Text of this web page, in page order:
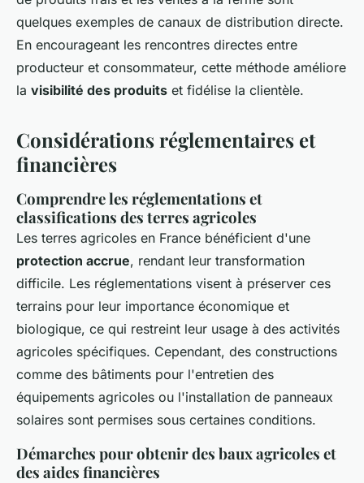
quelques exemples de canaux de distribution directe.
En encourageant les rencontres directes entre
producteur et consommateur, cette méthode améliore
la visibilité des produits et fidélise la clientèle.
Considérations réglementaires et
financières
Comprendre les réglementations et
classifications des terres agricoles
Les terres agricoles en France bénéficient d'une
protection accrue, rendant leur transformation
difficile. Les réglementations visent à préserver ces
terrains pour leur importance économique et
biologique, ce qui restreint leur usage à des activités
agricoles spécifiques. Cependant, des constructions
comme des bâtiments pour l'entretien des
équipements agricoles ou l'installation de panneaux
solaires sont permises sous certaines conditions.
Démarches pour obtenir des baux agricoles et
des aides financières